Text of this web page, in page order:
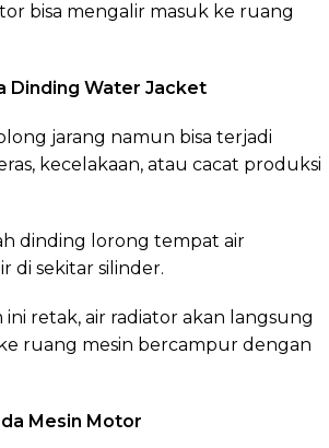
bisa mengalir masuk ke ruang
Dinding Water Jacket
jarang namun bisa terjadi
kecelakaan, atau cacat produksi
dinding lorong tempat air
di sekitar silinder.
retak, air radiator akan langsung
ruang mesin bercampur dengan
Mesin Motor